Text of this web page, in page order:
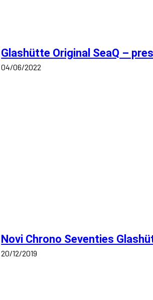
Glashütte Original SeaQ –
04/06/2022
Novi Chrono Seventies
20/12/2019